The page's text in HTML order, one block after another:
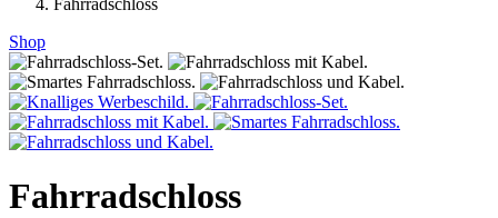
Fahrradschloss
Shop
Fahrradschloss